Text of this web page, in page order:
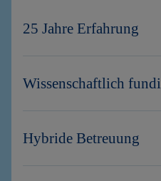
25 Jahre Erfahrung
Wissenschaftlich
​Hybride Betreuung